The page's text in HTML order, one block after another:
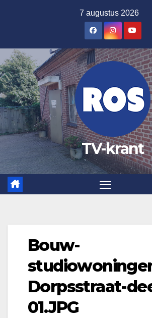
inhoud
7 augustus 2026
TV-krant
Bouw-
Dorpsstraat-
01.JPG